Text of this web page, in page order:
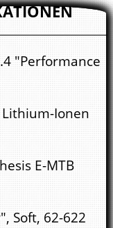
"Performance
Lithium-Ionen
E-MTB
Soft, 62-622